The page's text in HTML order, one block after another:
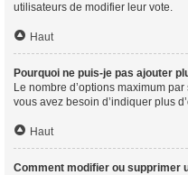
utilisateurs de modifier leur vote.
Haut
Pourquoi ne puis-je pas ajouter
Le nombre d’options maximum
vous avez besoin d’indiquer plus
Haut
Comment modifier ou supprimer